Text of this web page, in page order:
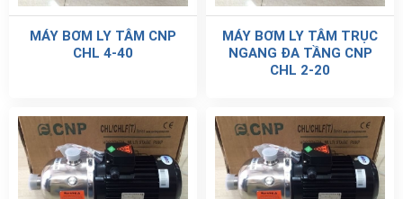
MÁY BƠM LY TÂM CNP
CHL 4-40
MÁY BƠM LY TÂM TRỤC
NGANG ĐA TẦNG CNP
CHL 2-20